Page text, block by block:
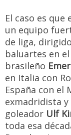
El caso es que
un equipo
de liga,
baluartes en
brasileño
en Italia con
España con el
exmadridista
goleador Ulf
toda esa